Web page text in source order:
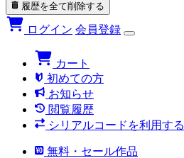
履歴を全て削除する
ログイン 会員登録
カート
初めての方
お知らせ
閲覧履歴
シリアルコードを利用する
無料・セール作品